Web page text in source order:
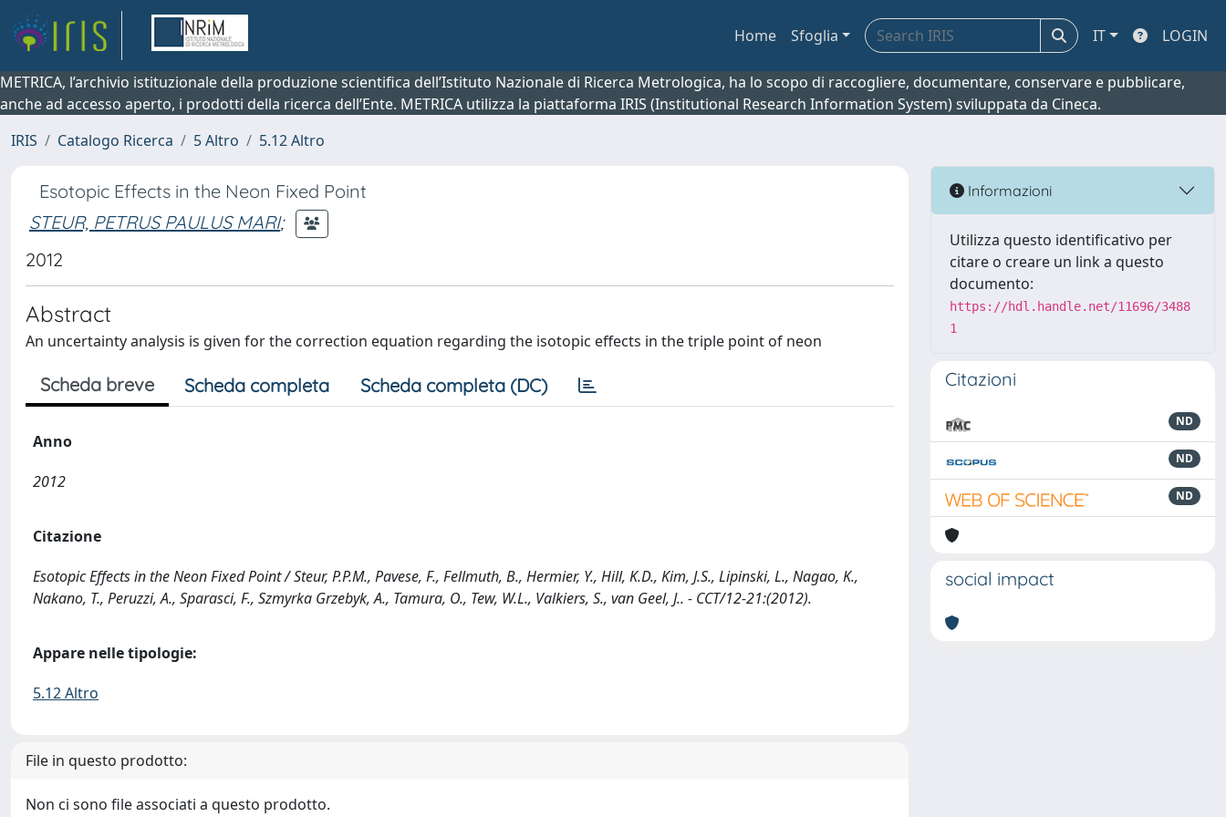
Home Sfoglia IT LOGIN
METRICA, l’archivio istituzionale della produzione scientifica dell’Istituto Nazionale di Ricerca Metrologica, ha lo scopo di raccogliere, documentare, conservare e pubblicare,
anche ad accesso aperto, i prodotti della ricerca dell’Ente. METRICA utilizza la piattaforma IRIS (Institutional Research Information System) sviluppata da Cineca.
IRIS
Catalogo Ricerca 5 Altro 5.12 Altro
Esotopic Effects in the Neon Fixed Point
STEUR, PETRUS PAULUS MARI;
2012
Abstract
An uncertainty analysis is given for the correction equation regarding the isotopic effects in the triple point of neon
Scheda breve Scheda completa Scheda completa (DC)
Anno
2012
Citazione
Esotopic Effects in the Neon Fixed Point / Steur, P.P.M., Pavese, F., Fellmuth, B., Hermier, Y., Hill, K.D., Kim, J.S., Lipinski, L., Nagao, K.,
Nakano, T., Peruzzi, A., Sparasci, F., Szmyrka Grzebyk, A., Tamura, O., Tew, W.L., Valkiers, S., van Geel, J.. - CCT/12-21:(2012).
Appare nelle tipologie:
5.12 Altro
File in questo prodotto:
Non ci sono file associati a questo prodotto.
Informazioni
Utilizza questo identificativo per
citare o creare un link a questo
documento:
https://hdl.handle.net/11696/3488
1
Citazioni
ND
ND
ND
social impact